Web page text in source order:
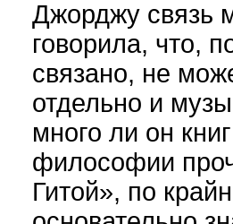
Джорджу связь
говорила, что,
связано, не
отдельно и
много ли он
философии
Гитой», по